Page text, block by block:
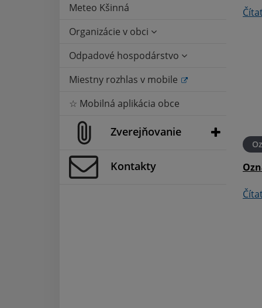
Meteo Kšinná
Organizácie v obci
Odpadové hospodárstvo
Miestny rozhlas v mobile
☆ Mobilná aplikácia obce
Zverejňovanie
Kontakty